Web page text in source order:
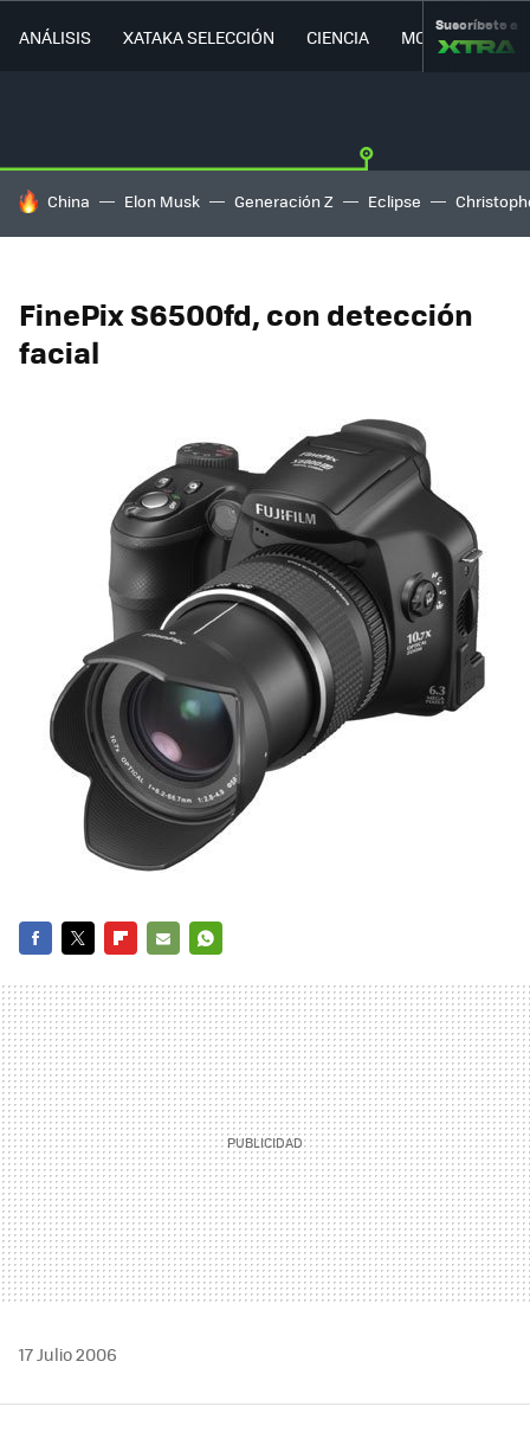
ANÁLISIS XATAKA SELECCIÓN CIENCIA MOVILIDAD
Suscríbete a
HOY SE HABLA DE
China Elon Musk Generación Z Eclipse
FinePix S6500fd, con detección
facial
MAIL
17 Julio 2006